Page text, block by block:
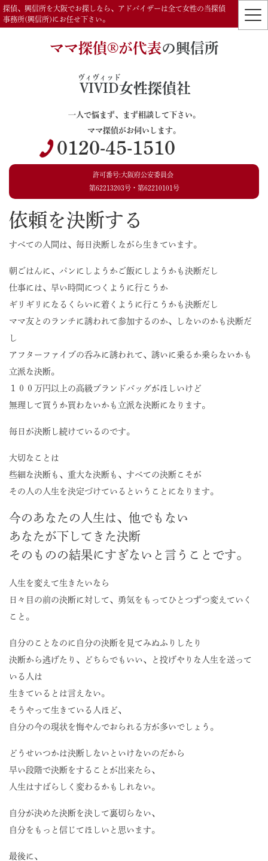
探偵、興信所を大阪でお探しなら、アドバイザーは全て女性の当探偵
事務所(興信所)にお任せ下さい。
ママ探偵®️が代表の興信所
VIVID
ヴィヴィッド
女性探偵社
一人で悩まず、まず相談して下さい。
ママ探偵がお伺いします。
0120-45-1510
許可番号:大阪府公安委員会
第62213203号・第62210101号
依頼を決断する
すべての人間は、毎日決断しながら生きています。
朝ごはんに、パンにしようかご飯にしようかも決断だし
仕事には、早い時間につくように行こうか
ギリギリになるくらいに着くように行こうかも決断だし
ママ友とのランチに誘われて参加するのか、しないのかも決断だ
し
アフターファイブの呑みに誘われて、誘いに乗るか乗らないかも
立派な決断。
１００万円以上の高級ブランドバッグがほしいけど
無理して買うか買わないかも立派な決断になります。
毎日が決断し続けているのです。
大切なことは
些細な決断も、重大な決断も、すべての決断こそが
その人の人生を決定づけているということになります。
今のあなたの人生は、他でもない
あなたが下してきた決断
そのものの結果にすぎないと言うことです。
人生を変えて生きたいなら
日々目の前の決断に対して、勇気をもってひとつずつ変えていく
こと。
自分のことなのに自分の決断を見てみぬふりしたり
決断から逃げたり、どちらでもいい、と投げやりな人生を送って
いる人は
生きているとは言えない。
そうやって生きている人ほど、
自分の今の現状を悔やんでおられる方が多いでしょう。
どうせいつかは決断しないといけないのだから
早い段階で決断をすることが出来たら、
人生はすばらしく変わるかもしれない。
自分が決めた決断を決して裏切らない、
自分をもっと信じてほしいと思います。
最後に、